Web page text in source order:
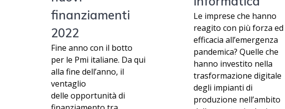
Le imprese che hanno
reagito con più forza ed
efficacia all’emergenza
pandemica? Quelle che
hanno investito nella
trasformazione digitale
degli impianti di
produzione nell’ambito
finanziamenti
2022
Fine anno con il botto
per le Pmi italiane. Da qui
alla fine dell’anno, il
ventaglio
delle opportunità di